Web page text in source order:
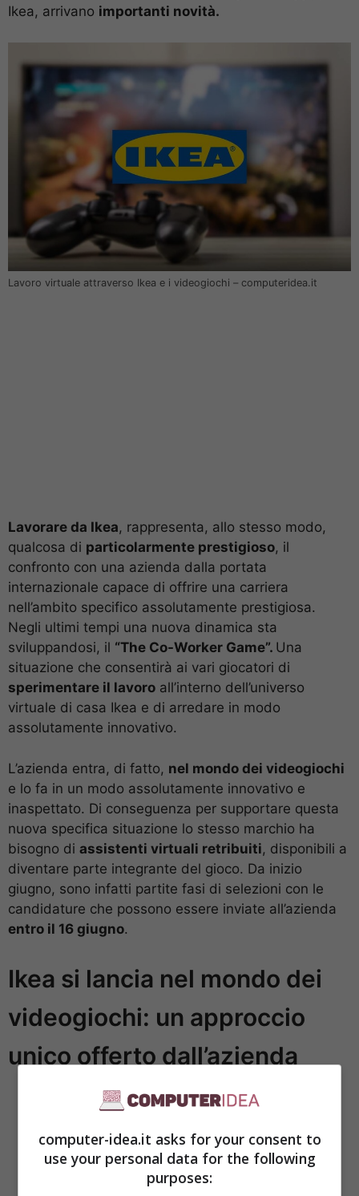
Ikea, arrivano importanti novità.
Lavoro virtuale attraverso Ikea e i videogiochi – computeridea.it
Lavorare da Ikea, rappresenta, allo stesso modo,
qualcosa di particolarmente prestigioso, il
confronto con una azienda dalla portata
internazionale capace di offrire una carriera
nell’ambito specifico assolutamente prestigiosa.
Negli ultimi tempi una nuova dinamica sta
sviluppandosi, il “The Co-Worker Game”. Una
situazione che consentirà ai vari giocatori di
sperimentare il lavoro all’interno dell’universo
virtuale di casa Ikea e di arredare in modo
assolutamente innovativo.
L’azienda entra, di fatto, nel mondo dei videogiochi
e lo fa in un modo assolutamente innovativo e
inaspettato. Di conseguenza per supportare questa
nuova specifica situazione lo stesso marchio ha
bisogno di assistenti virtuali retribuiti, disponibili a
diventare parte integrante del gioco. Da inizio
giugno, sono infatti partite fasi di selezioni con le
candidature che possono essere inviate all’azienda
entro il 16 giugno.
Ikea si lancia nel mondo dei
videogiochi: un approccio
unico offerto dall’azienda
computer-idea.it asks for your consent to
use your personal data for the following
purposes: